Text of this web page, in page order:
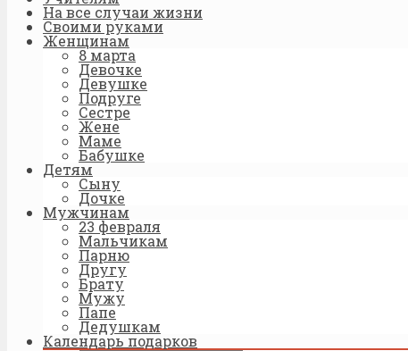
На все случаи жизни
Своими руками
Женщинам
8 марта
Девочке
Девушке
Подруге
Сестре
Жене
Маме
Бабушке
Детям
Сыну
Дочке
Мужчинам
23 февраля
Мальчикам
Парню
Другу
Брату
Мужу
Папе
Дедушкам
Календарь подарков